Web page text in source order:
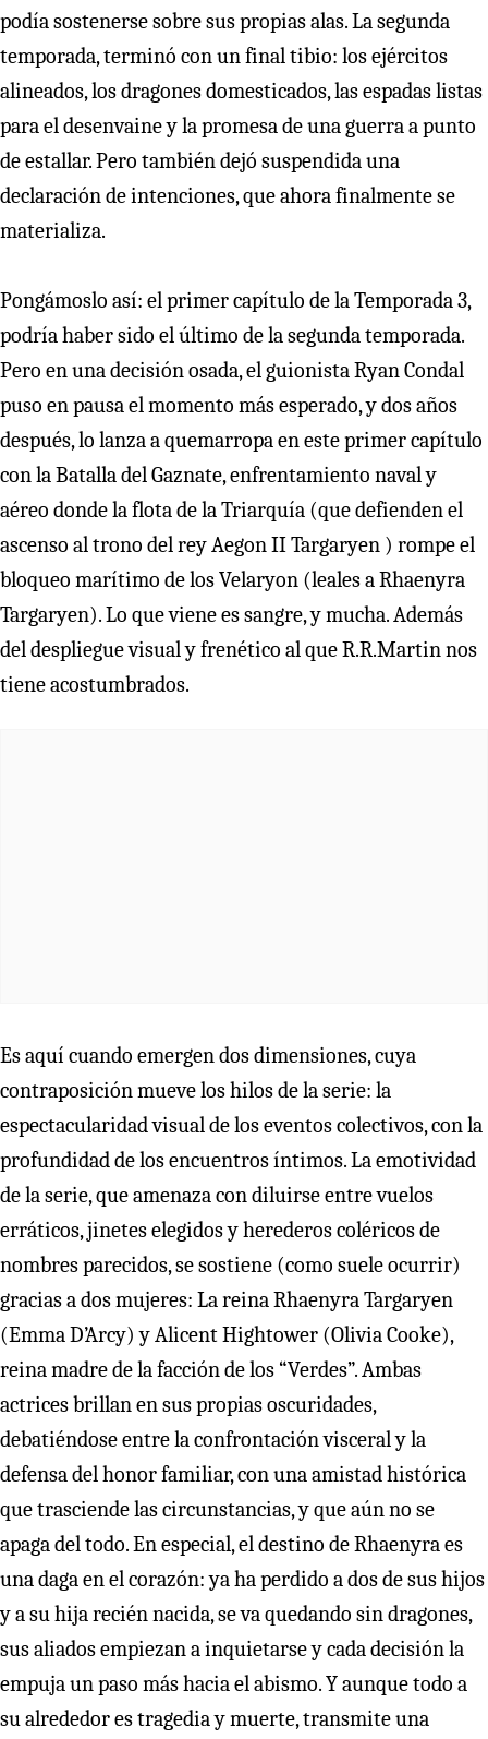
podía sostenerse sobre sus propias alas. La segunda
temporada, terminó con un final tibio: los ejércitos
alineados, los dragones domesticados, las espadas listas
para el desenvaine y la promesa de una guerra a punto
de estallar. Pero también dejó suspendida una
declaración de intenciones, que ahora finalmente se
materializa.
Pongámoslo así: el primer capítulo de la Temporada 3,
podría haber sido el último de la segunda temporada.
Pero en una decisión osada, el guionista Ryan Condal
puso en pausa el momento más esperado, y dos años
después, lo lanza a quemarropa en este primer capítulo
con la Batalla del Gaznate, enfrentamiento naval y
aéreo donde la flota de la Triarquía (que defienden el
ascenso al trono del rey Aegon II Targaryen ) rompe el
bloqueo marítimo de los Velaryon (leales a Rhaenyra
Targaryen). Lo que viene es sangre, y mucha. Además
del despliegue visual y frenético al que R.R.Martin nos
tiene acostumbrados.
Es aquí cuando emergen dos dimensiones, cuya
contraposición mueve los hilos de la serie: la
espectacularidad visual de los eventos colectivos, con la
profundidad de los encuentros íntimos. La emotividad
de la serie, que amenaza con diluirse entre vuelos
erráticos, jinetes elegidos y herederos coléricos de
nombres parecidos, se sostiene (como suele ocurrir)
gracias a dos mujeres: La reina Rhaenyra Targaryen
(Emma D’Arcy) y Alicent Hightower (Olivia Cooke),
reina madre de la facción de los “Verdes”. Ambas
actrices brillan en sus propias oscuridades,
debatiéndose entre la confrontación visceral y la
defensa del honor familiar, con una amistad histórica
que trasciende las circunstancias, y que aún no se
apaga del todo. En especial, el destino de Rhaenyra es
una daga en el corazón: ya ha perdido a dos de sus hijos
y a su hija recién nacida, se va quedando sin dragones,
sus aliados empiezan a inquietarse y cada decisión la
empuja un paso más hacia el abismo. Y aunque todo a
su alrededor es tragedia y muerte, transmite una